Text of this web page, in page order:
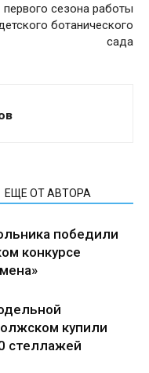
первого сезона работы
ботанического
сада
ЕЩЕ ОТ АВТОРА
победили
конкурсе
купили
стеллажей